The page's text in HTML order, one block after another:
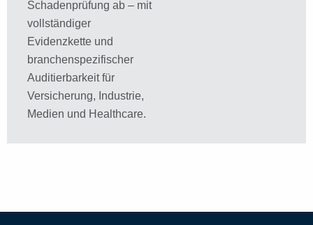
Schadenprüfung ab – mit
vollständiger
Evidenzkette und
branchenspezifischer
Auditierbarkeit für
Versicherung, Industrie,
Medien und Healthcare.